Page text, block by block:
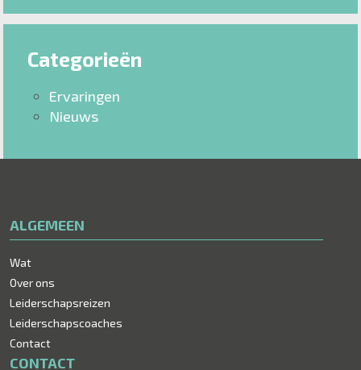
Categorieën
Ervaringen
Nieuws
ALGEMEEN
Wat
Over ons
Leiderschapsreizen
Leiderschapscoaches
Contact
CONTACT